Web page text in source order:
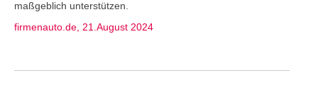
maßgeblich unterstützen.
firmenauto.de, 21.August 2024